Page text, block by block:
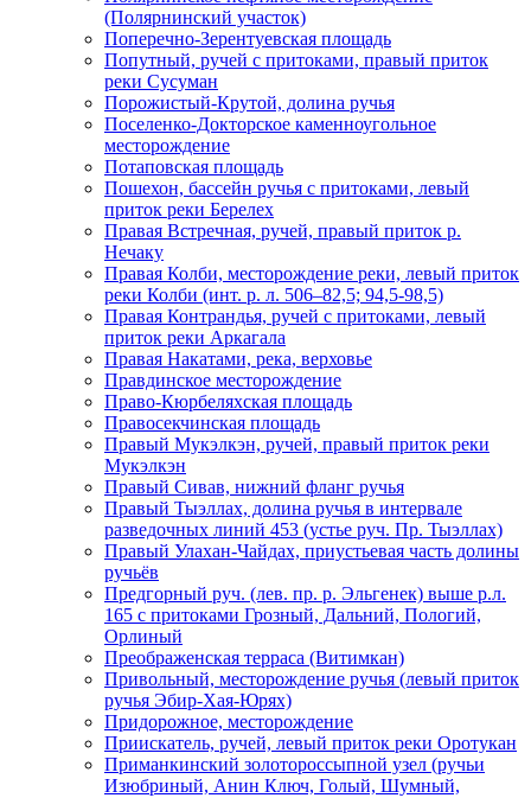
(Полярнинский участок)
Поперечно-Зерентуевская площадь
Попутный, ручей с притоками, правый приток
реки Сусуман
Порожистый-Крутой, долина ручья
Поселенко-Докторское каменноугольное
месторождение
Потаповская площадь
Пошехон, бассейн ручья с притоками, левый
приток реки Берелех
Правая Встречная, ручей, правый приток р.
Нечаку
Правая Колби, месторождение реки, левый приток
реки Колби (инт. р. л. 506–82,5; 94,5-98,5)
Правая Контрандья, ручей с притоками, левый
приток реки Аркагала
Правая Накатами, река, верховье
Правдинское месторождение
Право-Кюрбеляхская площадь
Правосекчинская площадь
Правый Мукэлкэн, ручей, правый приток реки
Мукэлкэн
Правый Сивав, нижний фланг ручья
Правый Тыэллах, долина ручья в интервале
разведочных линий 453 (устье руч. Пр. Тыэллах)
Правый Улахан-Чайдах, приустьевая часть долины
ручьёв
Предгорный руч. (лев. пр. р. Эльгенек) выше р.л.
165 с притоками Грозный, Дальний, Пологий,
Орлиный
Преображенская терраса (Витимкан)
Привольный, месторождение ручья (левый приток
ручья Эбир-Хая-Юрях)
Придорожное, месторождение
Приискатель, ручей, левый приток реки Оротукан
Приманкинский золотороссыпной узел (ручьи
Изюбриный, Анин Ключ, Голый, Шумный,